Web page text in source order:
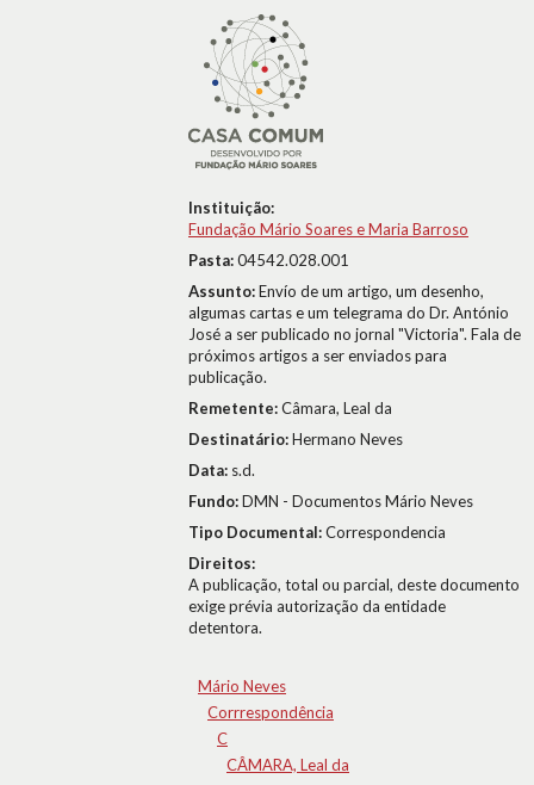
Instituição:
Fundação Mário Soares e Maria Barroso
Pasta:04542.028.001
Assunto:Envío de um artigo, um desenho,
algumas cartas e um telegrama do Dr. António
José a ser publicado no jornal "Victoria". Fala de
próximos artigos a ser enviados para
publicação.
Remetente:Câmara, Leal da
Destinatário:Hermano Neves
Data: s.d.
Fundo:DMN - Documentos Mário Neves
Tipo Documental:Correspondencia
Direitos:
A publicação, total ou parcial, deste documento
exige prévia autorização da entidade
detentora.
Mário Neves
Corrrespondência
C
CÂMARA, Leal da